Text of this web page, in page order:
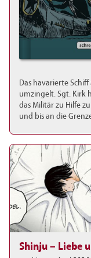
Das havarierte
umzingelt. Sgt. Kirk
das Militär zu Hilfe
und bis an die
Shinju – Liebe